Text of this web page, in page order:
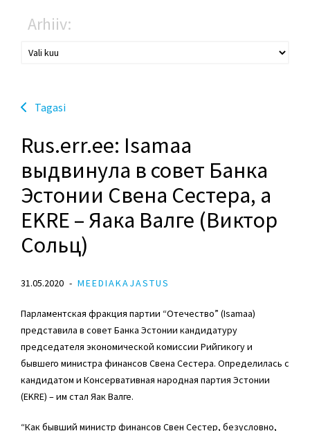
Arhiiv:
Tagasi
Rus.err.ee: Isamaa
выдвинула в совет Банка
Эстонии Свена Сестера, а
EKRE – Яака Валге (Виктор
Сольц)
31.05.2020 MEEDIAKAJASTUS
Парламентская фракция партии “Отечество” (Isamaa)
представила в совет Банка Эстонии кандидатуру
председателя экономической комиссии Рийгикогу и
бывшего министра финансов Свена Сестера. Определилась с
кандидатом и Консервативная народная партия Эстонии
(EKRE) – им стал Яак Валге.
“Как бывший министр финансов Свен Сестер, безусловно,